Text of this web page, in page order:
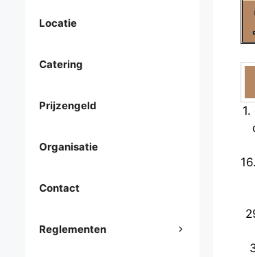
1.
16.
Locatie
Catering
Prijzengeld
Organisatie
Contact
Reglementen